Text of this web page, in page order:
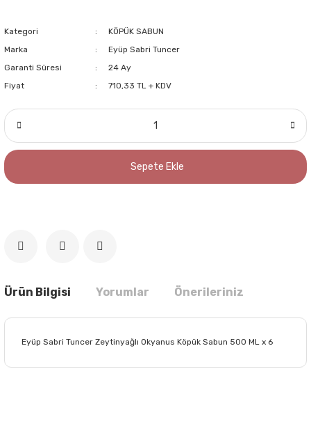
Kategori
KÖPÜK SABUN
Marka
Eyüp Sabri Tuncer
Garanti Süresi
24 Ay
Fiyat
710,33 TL + KDV
Sepete Ekle
Ürün Bilgisi Yorumlar Önerileriniz
Eyüp Sabri Tuncer Zeytinyağlı Okyanus Köpük Sabun 500 ML x 6